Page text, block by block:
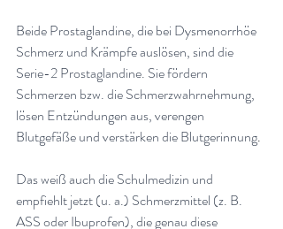
Beide Prostaglandine, die bei Dysmenorrhöe
Schmerz und Krämpfe auslösen, sind die
Serie-2 Prostaglandine. Sie fördern
Schmerzen bzw. die Schmerzwahrnehmung,
lösen Entzündungen aus, verengen
Blutgefäße und verstärken die Blutgerinnung.
Das weiß auch die Schulmedizin und
empfiehlt jetzt (u. a.) Schmerzmittel (z. B.
ASS oder Ibuprofen), die genau diese